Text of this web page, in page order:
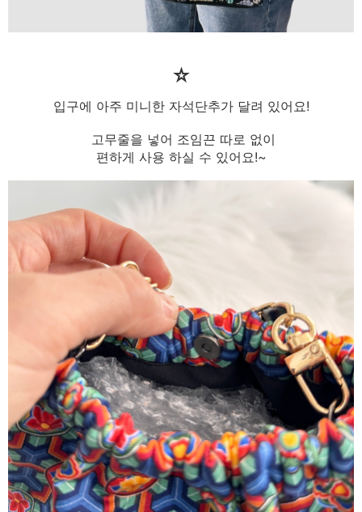
☆
입구에 아주 미니한 자석단추가 달려 있어요!
고무줄을 넣어 조임끈 따로 없이
편하게 사용 하실 수 있어요!~